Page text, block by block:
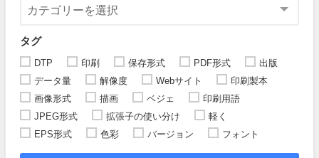
タグ
DTP 印刷 保存形式 PDF形式
出版
データ量
解像度 Webサイト
印刷製本
画像形式
描画 ベジェ
印刷用語
JPEG形式
拡張子の使い分け
軽く
EPS形式
色彩 バージョン フォント